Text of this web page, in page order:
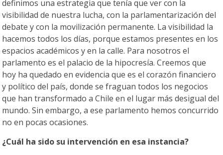
definimos una estrategia que tenía que ver con la
visibilidad de nuestra lucha, con la parlamentarización del
debate y con la movilización permanente. La visibilidad la
hacemos todos los días, porque estamos presentes en los
espacios académicos y en la calle. Para nosotros el
parlamento es el palacio de la hipocresía. Creemos que
hoy ha quedado en evidencia que es el corazón financiero
y político del país, donde se fraguan todos los negocios
que han transformado a Chile en el lugar más desigual del
mundo. Sin embargo, a ese parlamento hemos concurrido
no en pocas ocasiones.
¿Cuál ha sido su intervención en esa instancia?